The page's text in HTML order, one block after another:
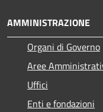
AMMINISTRAZIONE
Organi di Governo
Aree
Uffici
Enti e fondazioni